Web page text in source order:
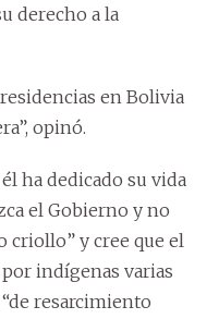
derecho a la
en Bolivia
opinó.
ha dedicado su vida
el Gobierno y no
criollo” y cree que el
indígenas varias
resarcimiento